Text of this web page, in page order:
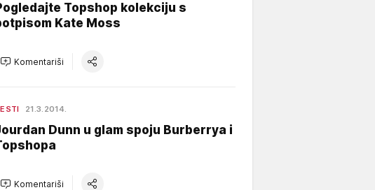
Topshop kolekciju s
Kate Moss
Komentariši
21.3.2014.
Dunn u glam spoju Burberrya i
Komentariši